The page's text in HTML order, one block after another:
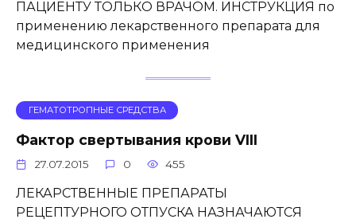
ПАЦИЕНТУ ТОЛЬКО ВРАЧОМ. ИНСТРУКЦИЯ по
применению лекарственного препарата для
медицинского применения
ГЕМАТОТРОПНЫЕ СРЕДСТВА
Фактор свертывания крови VIII
27.07.2015 0 455
ЛЕКАРСТВЕННЫЕ ПРЕПАРАТЫ
РЕЦЕПТУРНОГО ОТПУСКА НАЗНАЧАЮТСЯ